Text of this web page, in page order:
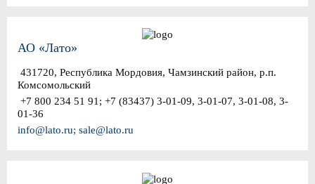
АО «Лато»
431720, Республика Мордовия, Чамзинский район, р.п.
Комсомольский
+7 800 234 51 91; +7 (83437) 3-01-09, 3-01-07, 3-01-08, 3-
01-36
info@lato.ru; sale@lato.ru